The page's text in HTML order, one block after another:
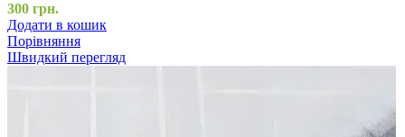
300 грн.
Додати в кошик
Порівняння
Швидкий перегляд